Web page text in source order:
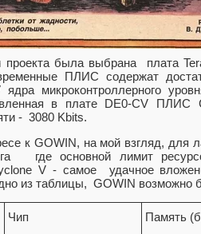
проекта была выбрана плата
ПЛИС содержат
ядра микроконтроллерного
в плате DE0-CV ПЛИС
- 3080 Kbits.
к GOWIN, на мой взгляд, для
где основной лимит
V - самое удачное
из таблицы, GOWIN возможно
Чип Память